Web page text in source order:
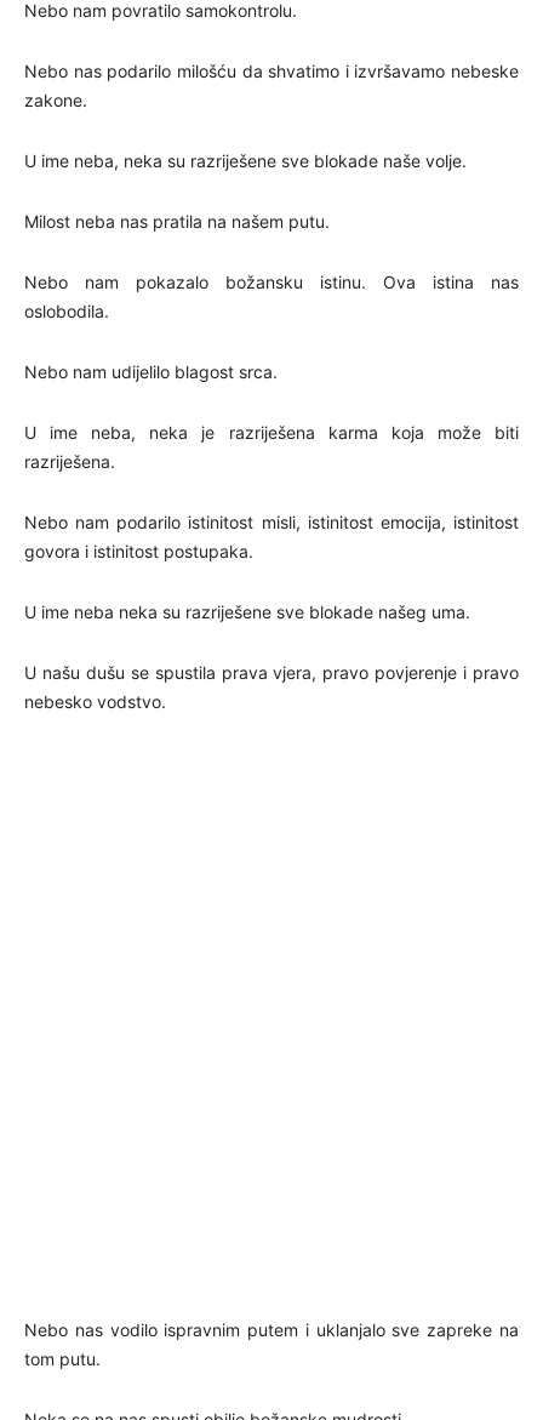
Nebo nam povratilo samokontrolu.
Nebo nas podarilo milošću da shvatimo i izvršavamo nebeske
zakone.
U ime neba, neka su razriješene sve blokade naše volje.
Milost neba nas pratila na našem putu.
Nebo nam pokazalo božansku istinu. Ova istina nas
oslobodila.
Nebo nam udijelilo blagost srca.
U ime neba, neka je razriješena karma koja može biti
razriješena.
Nebo nam podarilo istinitost misli, istinitost emocija, istinitost
govora i istinitost postupaka.
U ime neba neka su razriješene sve blokade našeg uma.
U našu dušu se spustila prava vjera, pravo povjerenje i pravo
nebesko vodstvo.
Nebo nas vodilo ispravnim putem i uklanjalo sve zapreke na
tom putu.